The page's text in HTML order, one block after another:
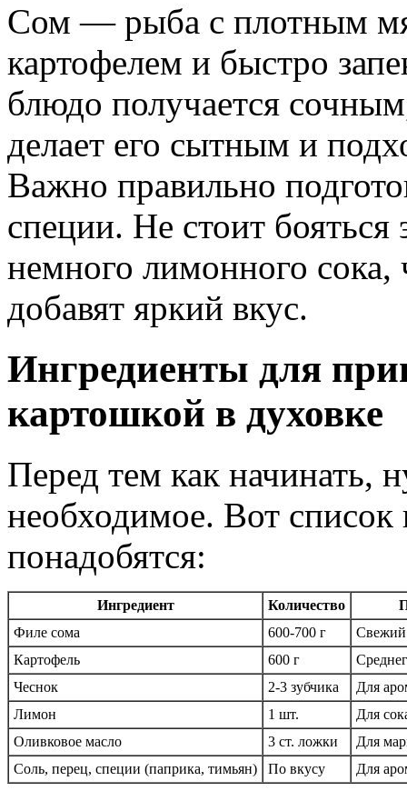
Сом — рыба с плотным
картофелем и быстро
блюдо получается
делает его сытным и
Важно правильно
специи. Не стоит
немного лимонного сока,
добавят яркий вкус.
Ингредиенты для
картошкой в духовке
Перед тем как начинать,
необходимое. Вот список
понадобятся:
Ингредиент Количество
Филе сома
600-700 г
Картофель
600 г
Чеснок
2-3 зубчика
Для
Лимон
1 шт.
Для
Оливковое масло
3 ст. ложки
Для
Соль, перец, специи (паприка, тимьян)
По вкусу Для